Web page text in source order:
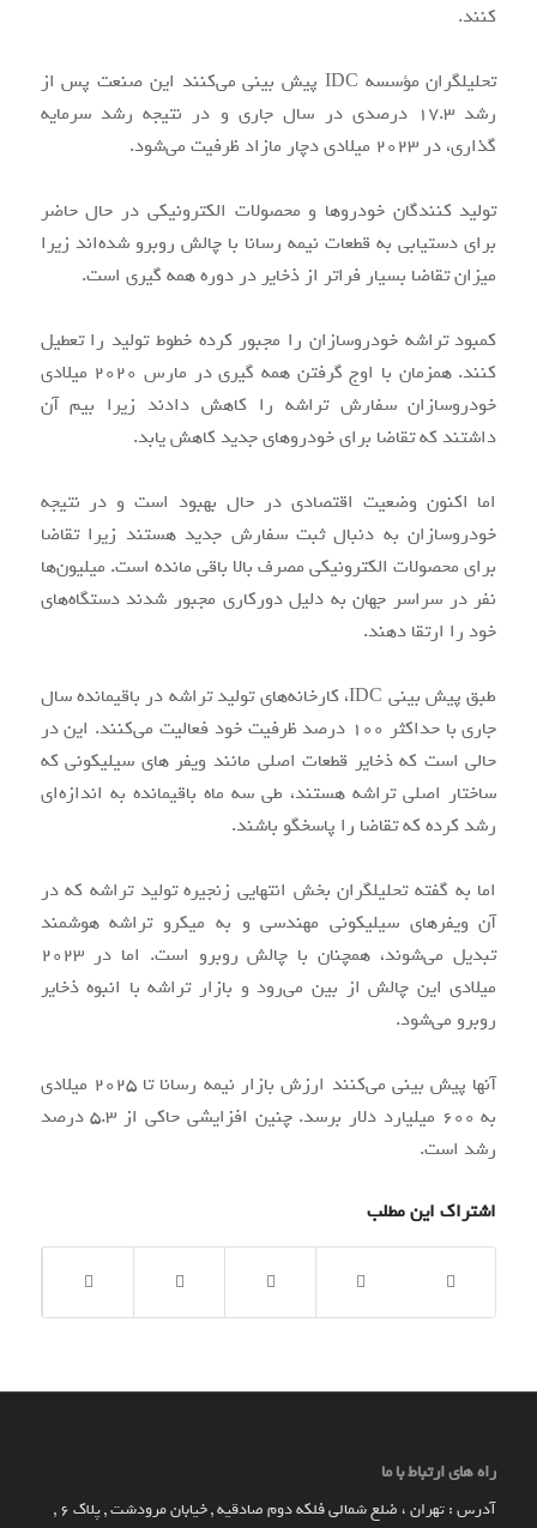
کنند.
تحلیلگران مؤسسه IDC پیش بینی می‌کنند این صنعت پس از
رشد ۱۷.۳ درصدی در سال جاری و در نتیجه رشد سرمایه
گذاری، در ۲۰۲۳ میلادی دچار مازاد ظرفیت می‌شود.
تولید کنندگان خودروها و محصولات الکترونیکی در حال حاضر
برای دستیابی به قطعات نیمه رسانا با چالش روبرو شده‌اند زیرا
میزان تقاضا بسیار فراتر از ذخایر در دوره همه گیری است.
کمبود تراشه خودروسازان را مجبور کرده خطوط تولید را تعطیل
کنند. همزمان با اوج گرفتن همه گیری در مارس ۲۰۲۰ میلادی
خودروسازان سفارش تراشه را کاهش دادند زیرا بیم آن
داشتند که تقاضا برای خودروهای جدید کاهش یابد.
اما اکنون وضعیت اقتصادی در حال بهبود است و در نتیجه
خودروسازان به دنبال ثبت سفارش جدید هستند زیرا تقاضا
برای محصولات الکترونیکی مصرف بالا باقی مانده است. میلیون‌ها
نفر در سراسر جهان به دلیل دورکاری مجبور شدند دستگاه‌های
خود را ارتقا دهند.
طبق پیش بینی IDC، کارخانه‌های تولید تراشه در باقیمانده سال
جاری با حداکثر ۱۰۰ درصد ظرفیت خود فعالیت می‌کنند. این در
حالی است که ذخایر قطعات اصلی مانند ویفر های سیلیکونی که
ساختار اصلی تراشه هستند، طی سه ماه باقیمانده به اندازه‌ای
رشد کرده که تقاضا را پاسخگو باشند.
اما به گفته تحلیلگران بخش انتهایی زنجیره تولید تراشه که در
آن ویفرهای سیلیکونی مهندسی و به میکرو تراشه هوشمند
تبدیل می‌شوند، همچنان با چالش روبرو است. اما در ۲۰۲۳
میلادی این چالش از بین می‌رود و بازار تراشه با انبوه ذخایر
روبرو می‌شود.
آنها پیش بینی می‌کنند ارزش بازار نیمه رسانا تا ۲۰۲۵ میلادی
به ۶۰۰ میلیارد دلار برسد. چنین افزایشی حاکی از ۵.۳ درصد
رشد است.
اشتراک این مطلب
راه های ارتباط با ما
آدرس : تهران ، ضلع شمالی فلکه دوم صادقیه , خیابان مرودشت , پلاک ۶ ,